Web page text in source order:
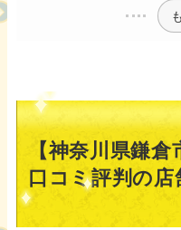
【神奈川県鎌
口コミ評判の店